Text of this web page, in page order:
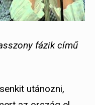
fázik című
utánozni,